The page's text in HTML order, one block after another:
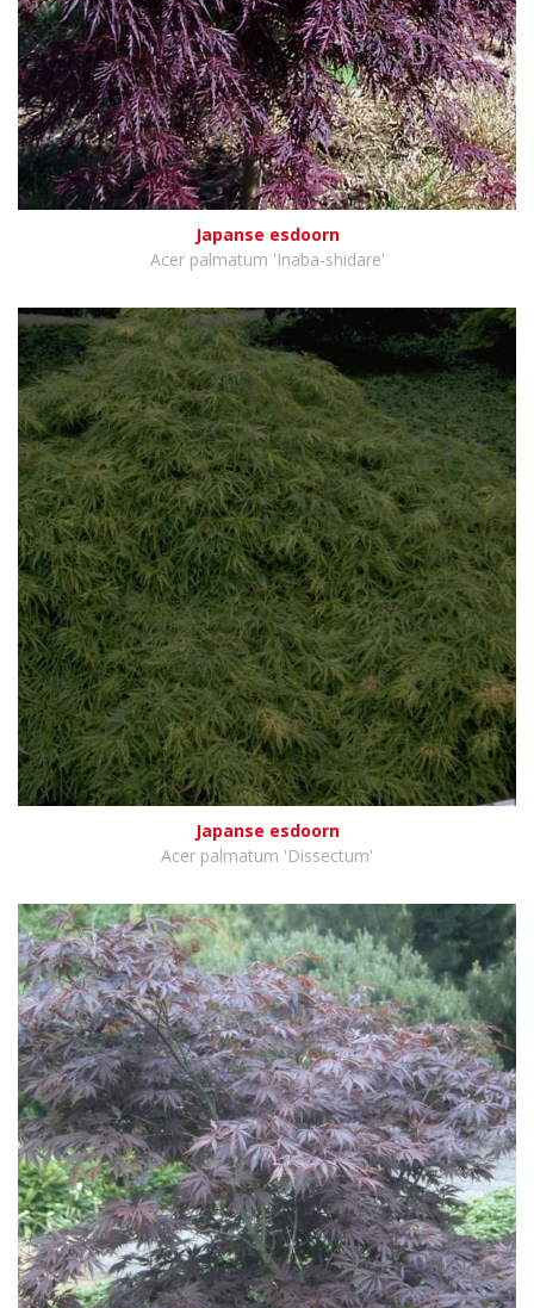
Japanse esdoorn
Acer palmatum 'Inaba-shidare'
Japanse esdoorn
Acer palmatum 'Dissectum'